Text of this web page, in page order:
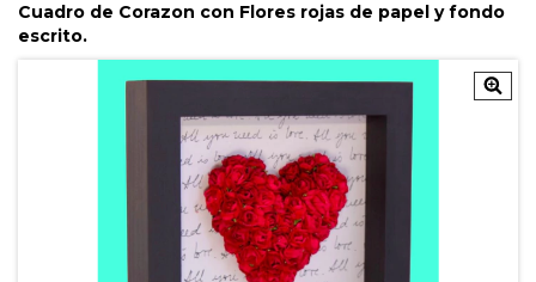
Cuadro de Corazon con Flores rojas de papel y fondo
escrito.